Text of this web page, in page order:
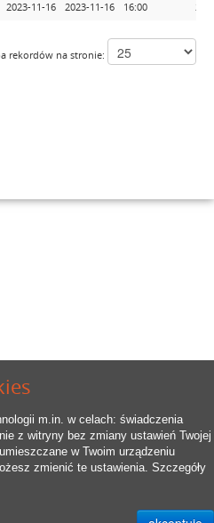
m.in. w celach: świadczenia
z witryny bez zmiany ustawień Twojej
w Twoim urządzeniu
zmienić te ustawienia. Szczegóły
2023-11-16 2023-11-16 16:00 215
rekordów na stronie: